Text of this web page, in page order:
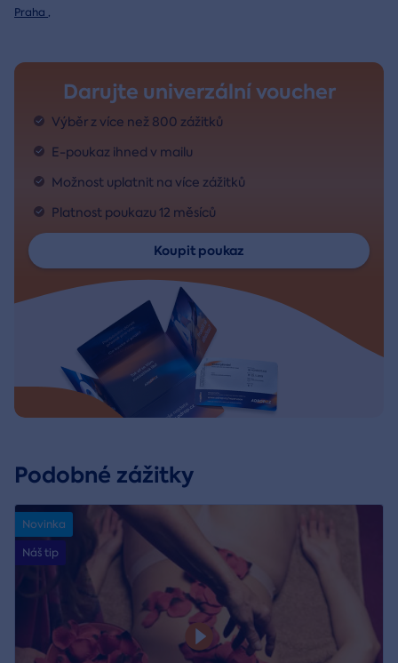
Praha ,
Darujte univerzální voucher
Výběr z více než 800 zážitků
E-poukaz ihned v mailu
Možnost uplatnit na více zážitků
Platnost poukazu 12 měsíců
Koupit poukaz
Podobné zážitky
Novinka
Náš tip